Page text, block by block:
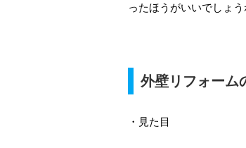
ったほうがいいでしょう
外壁リフォーム
・見た目